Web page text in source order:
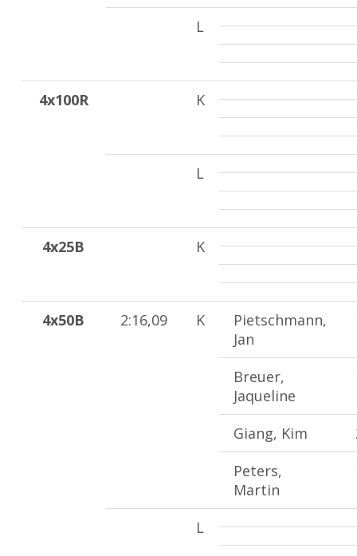
L
4x100R K
L
4x25B K
4x50B 2:16,09 K
Pietschmann,
Jan
Breuer,
Jaqueline
Giang, Kim
Peters,
Martin
L